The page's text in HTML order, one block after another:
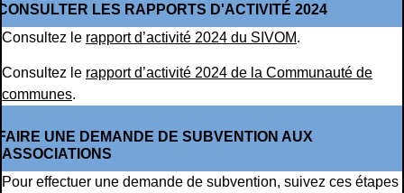
LES RAPPORTS D'ACTIVITÉ 2024
Consultez le rapport d’activité 2024 du SIVOM.
Consultez le rapport d’activité 2024 de la Communauté de
communes.
UNE DEMANDE DE SUBVENTION AUX
ASSOCIATIONS
Pour effectuer une demande de subvention, suivez ces étapes